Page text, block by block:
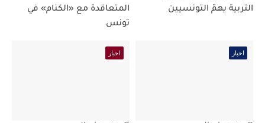
التربية يهمّ التونسيين
المتعاقدة مع «الكنام» في
تونس
اخبار اخبار